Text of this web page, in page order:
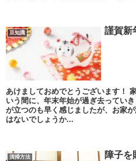
豆知識 謹賀新
あけましておめでとうございます！
いう間に、年末年始が過ぎ去ってい
が立つのも早く感じましたが、お家
はないでしょうか...
清掃方法
障子を